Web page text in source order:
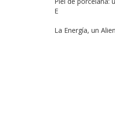
E
La Energía, un